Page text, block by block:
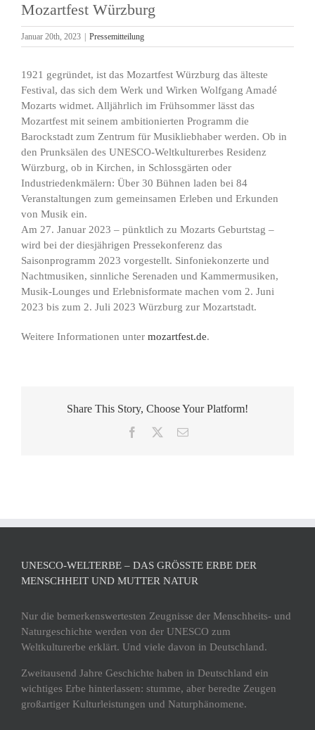
Mozartfest Würzburg
Januar 20th, 2023 Pressemitteilung
1921 gegründet, ist das Mozartfest Würzburg das älteste
Festival, das sich dem Werk und Wirken Wolfgang Amadé
Mozarts widmet. Alljährlich im Frühsommer lässt das
Mozartfest mit seinem ambitionierten Programm die
Barockstadt zum Zentrum für Musikliebhaber werden. Ob in
den Prunksälen des UNESCO-Weltkulturerbes Residenz
Würzburg, ob in Kirchen, in Schlossgärten oder
Industriedenkmälern: Über 30 Bühnen laden bei 84
Veranstaltungen zum gemeinsamen Erleben und Erkunden
von Musik ein.
Am 27. Januar 2023 – pünktlich zu Mozarts Geburtstag –
wird bei der diesjährigen Pressekonferenz das
Saisonprogramm 2023 vorgestellt. Sinfoniekonzerte und
Nachtmusiken, sinnliche Serenaden und Kammermusiken,
Musik-Lounges und Erlebnisformate machen vom 2. Juni
2023 bis zum 2. Juli 2023 Würzburg zur Mozartstadt.
Weitere Informationen unter mozartfest.de.
Share This Story, Choose Your Platform!
Facebook
E-
UNESCO-WELTERBE – DAS GRÖSSTE ERBE DER M
ENSCHHEIT UND MUTTER NATUR
Nur die bemerkenswertesten Zeugnisse der Menschheits- und
Naturgeschichte werden von der UNESCO zum
Weltkulturerbe erklärt. Und viele davon in Deutschland.
Zweitausend Jahre Geschichte haben in Deutschland ein
wichtiges Erbe hinterlassen: stumme, aber beredte Zeugen
großartiger Kulturleistungen und Naturphänomene.